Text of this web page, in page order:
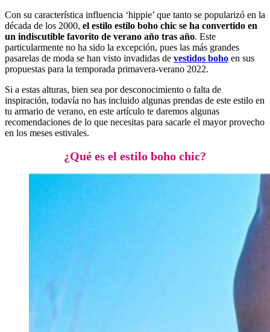
Con su característica influencia ‘hippie’ que tanto se popularizó en la
década de los 2000, el estilo estilo boho chic se ha convertido en
un indiscutible favorito de verano año tras año. Este
particularmente no ha sido la excepción, pues las más grandes
pasarelas de moda se han visto invadidas de vestidos boho en sus
propuestas para la temporada primavera-verano 2022.
Si a estas alturas, bien sea por desconocimiento o falta de
inspiración, todavía no has incluido algunas prendas de este estilo en
tu armario de verano, en este artículo te daremos algunas
recomendaciones de lo que necesitas para sacarle el mayor provecho
en los meses estivales.
¿Qué es el estilo boho chic?